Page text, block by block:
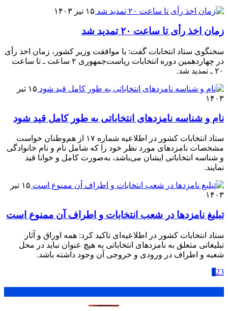
۱۵ تیر ۱۴۰۳
زمان اخذ رأی تا ساعت ۲۰ تمدید شد
سخنگوی ستاد انتخابات گفت: با موافقت وزیر کشور، زمان اخذ رأی
در چهاردهمین دوره انتخابات ریاست‌جمهوری ۲ ساعت ـ تا ساعت
۲۰ ـ تمدید شد.
۱۵ تیر
۱۴۰۳
نام و شناسه نامزدهای انتخاباتی به طور کامل قید شود
ستاد انتخابات کشور در اطلاعیه شماره ۱۷ از هم‌وطنان خواست
مشخصات نامزدهای مورد نظر خود را که شامل نام و نام خانوادگی
و شناسه انتخاباتی ایشان می‌باشد، به‌صورت کامل و خوانا قید
نمایند.
۱۵ تیر
۱۴۰۳
تبلیغ نامزدها در شعب انتخابات و اطراف آن ممنوع است
ستاد انتخابات کشور در اطلاعیه‌ای تاکید کرد: همه اوراق و آثار
تبلیغاتی متعلق به نامزدهای انتخاباتی به هیچ عنوان نباید در محل
شعبه و اطراف در ورودی و خروجی آن وجود داشته باشد.
1 23